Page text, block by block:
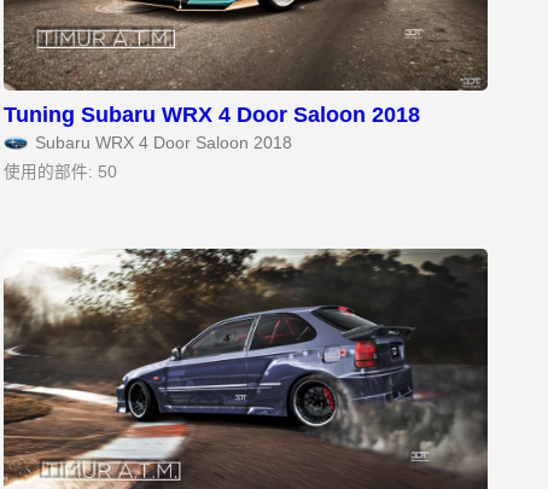
Tuning Subaru WRX 4 Door Saloon 2018
Subaru WRX 4 Door Saloon 2018
使用的部件: 50